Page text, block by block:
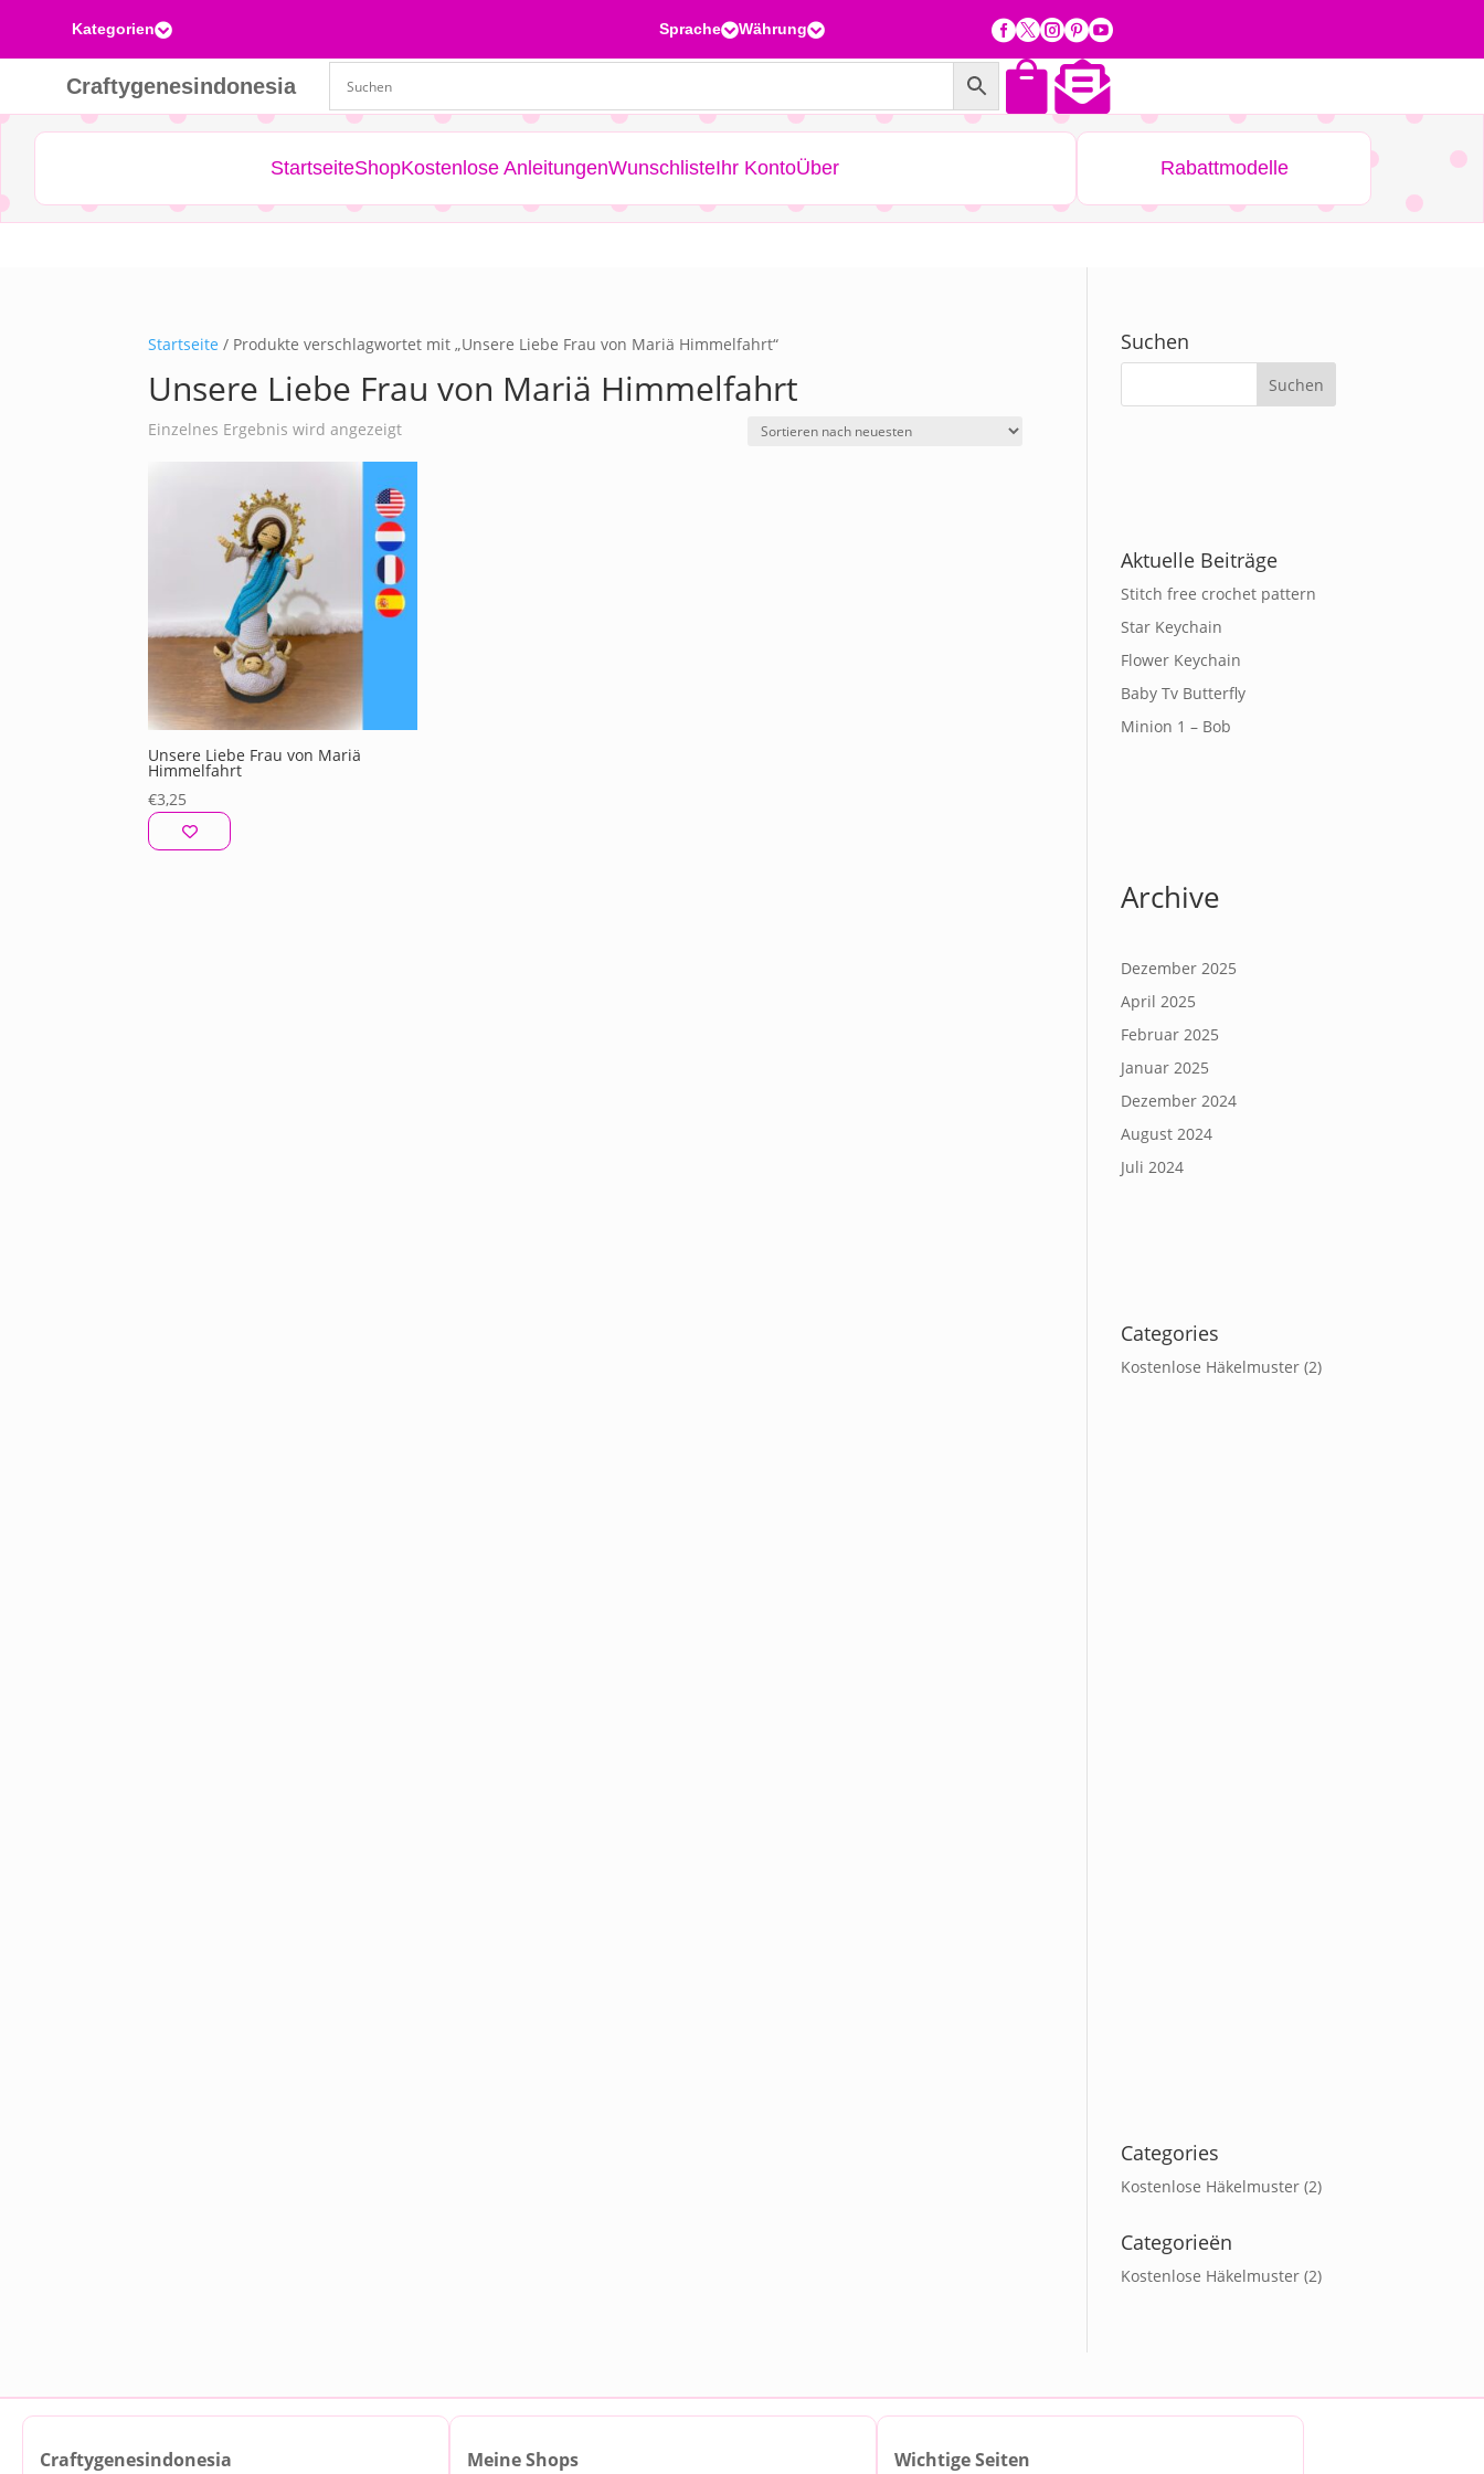
Kategorien SpracheWährung 
Craftygenesindonesia 
StartseiteShopKostenlose AnleitungenWunschlisteIhr KontoÜber Rabattmodelle
Startseite / Produkte verschlagwortet mit „Unsere Liebe Frau von Mariä Himmelfahrt“
Unsere Liebe Frau von Mariä Himmelfahrt
Einzelnes Ergebnis wird angezeigt
Unsere Liebe Frau von Mariä
Himmelfahrt
€3,25
Suchen
Aktuelle Beiträge
Stitch free crochet pattern
Star Keychain
Flower Keychain
Baby Tv Butterfly
Minion 1 – Bob
Archive
Dezember 2025
April 2025
Februar 2025
Januar 2025
Dezember 2024
August 2024
Juli 2024
Categories
Kostenlose Häkelmuster (2)
Categories
Kostenlose Häkelmuster (2)
Categorieën
Kostenlose Häkelmuster (2)
Craftygenesindonesia Meine Shops Wichtige Seiten